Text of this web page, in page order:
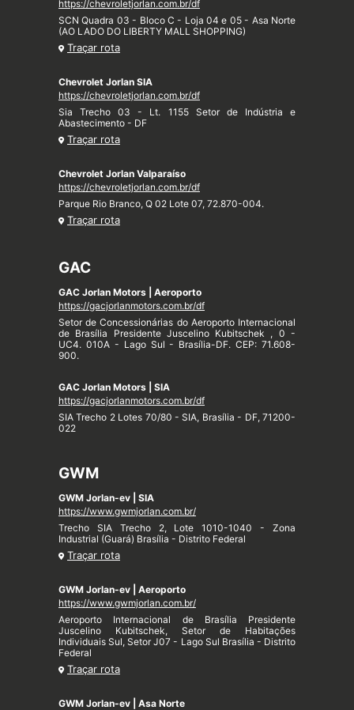
https://chevroletjorlan.com.br/df
SCN Quadra 03 - Bloco C - Loja 04 e 05 - Asa Norte
(AO LADO DO LIBERTY MALL SHOPPING)
Traçar rota
Chevrolet Jorlan SIA
https://chevroletjorlan.com.br/df
Sia Trecho 03 - Lt. 1155 Setor de Indústria e
Abastecimento - DF
Traçar rota
Chevrolet Jorlan Valparaíso
https://chevroletjorlan.com.br/df
Parque Rio Branco, Q 02 Lote 07, 72.870-004.
Traçar rota
GAC
GAC Jorlan Motors | Aeroporto
https://gacjorlanmotors.com.br/df
Setor de Concessionárias do Aeroporto Internacional
de Brasília Presidente Juscelino Kubitschek , 0 -
UC4. 010A - Lago Sul - Brasília-DF. CEP: 71.608-
900.
GAC Jorlan Motors | SIA
https://gacjorlanmotors.com.br/df
SIA Trecho 2 Lotes 70/80 - SIA, Brasília - DF, 71200-
022
GWM
GWM Jorlan-ev | SIA
https://www.gwmjorlan.com.br/
Trecho SIA Trecho 2, Lote 1010-1040 - Zona
Industrial (Guará) Brasília - Distrito Federal
Traçar rota
GWM Jorlan-ev | Aeroporto
https://www.gwmjorlan.com.br/
Aeroporto Internacional de Brasília Presidente
Juscelino Kubitschek, Setor de Habitações
Individuais Sul, Setor J07 - Lago Sul Brasília - Distrito
Federal
Traçar rota
GWM Jorlan-ev | Asa Norte